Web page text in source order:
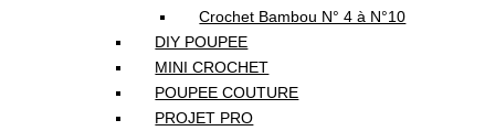
Crochet Bambou N° 4 à N°10
DIY POUPEE
MINI CROCHET
POUPEE COUTURE
PROJET PRO